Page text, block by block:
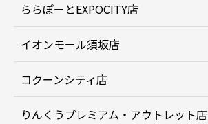
ららぽーとEXPOCITY店
イオンモール須坂店
コクーンシティ店
りんくうプレミアム・アウトレット店